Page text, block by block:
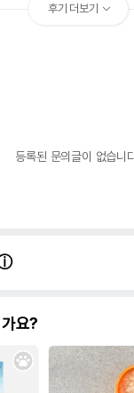
후기 더보기
등록된 문의글이 없습니
요?